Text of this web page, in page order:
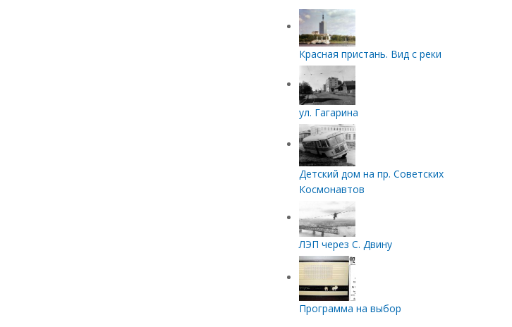
Красная пристань. Вид с реки
ул. Гагарина
Детский дом на пр. Советских
Космонавтов
ЛЭП через С. Двину
Программа на выбор